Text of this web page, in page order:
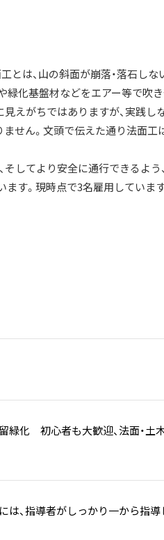
は、山の斜面が崩落・落石しな
緑化基盤材などをエアー等で吹
えがちではありますが、実践
せん。文頭で伝えた通り法面工
そしてより安全に通行できるよ
ます。現時点で3名雇用していま
緑化 初心者も大歓迎、法面・土
は、指導者がしっかり一から指